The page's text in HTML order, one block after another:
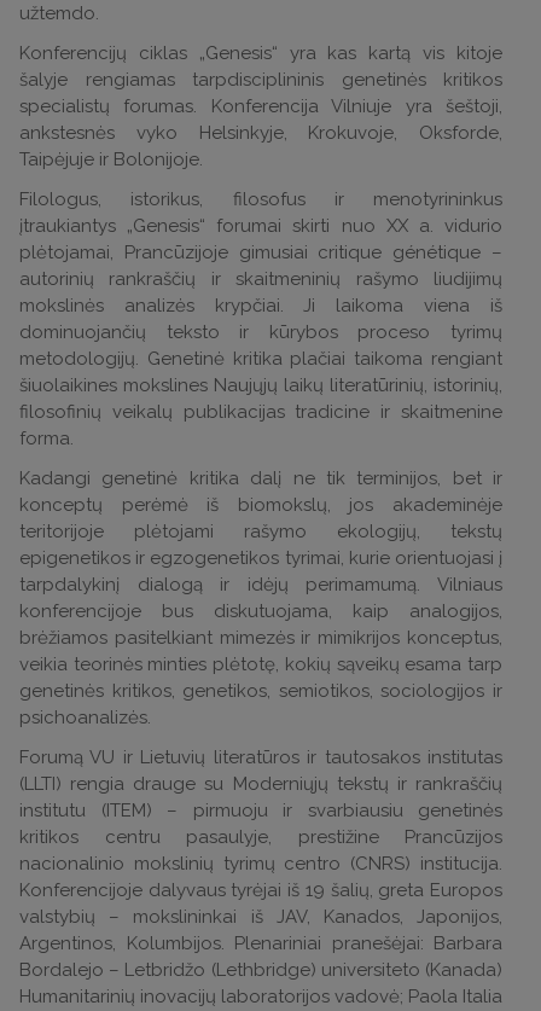
užtemdo.
Konferencijų ciklas „Genesis“ yra kas kartą vis kitoje
šalyje rengiamas tarpdisciplininis genetinės kritikos
specialistų forumas. Konferencija Vilniuje yra šeštoji,
ankstesnės vyko Helsinkyje, Krokuvoje, Oksforde,
Taipėjuje ir Bolonijoje.
Filologus, istorikus, filosofus ir menotyrininkus
įtraukiantys „Genesis“ forumai skirti nuo XX a. vidurio
plėtojamai, Prancūzijoje gimusiai critique génétique –
autorinių rankraščių ir skaitmeninių rašymo liudijimų
mokslinės analizės krypčiai. Ji laikoma viena iš
dominuojančių teksto ir kūrybos proceso tyrimų
metodologijų. Genetinė kritika plačiai taikoma rengiant
šiuolaikines mokslines Naujųjų laikų literatūrinių, istorinių,
filosofinių veikalų publikacijas tradicine ir skaitmenine
forma.
Kadangi genetinė kritika dalį ne tik terminijos, bet ir
konceptų perėmė iš biomokslų, jos akademinėje
teritorijoje plėtojami rašymo ekologijų, tekstų
epigenetikos ir egzogenetikos tyrimai, kurie orientuojasi į
tarpdalykinį dialogą ir idėjų perimamumą. Vilniaus
konferencijoje bus diskutuojama, kaip analogijos,
brėžiamos pasitelkiant mimezės ir mimikrijos konceptus,
veikia teorinės minties plėtotę, kokių sąveikų esama tarp
genetinės kritikos, genetikos, semiotikos, sociologijos ir
psichoanalizės.
Forumą VU ir Lietuvių literatūros ir tautosakos institutas
(LLTI) rengia drauge su Moderniųjų tekstų ir rankraščių
institutu (ITEM) – pirmuoju ir svarbiausiu genetinės
kritikos centru pasaulyje, prestižine Prancūzijos
nacionalinio mokslinių tyrimų centro (CNRS) institucija.
Konferencijoje dalyvaus tyrėjai iš 19 šalių, greta Europos
valstybių – mokslininkai iš JAV, Kanados, Japonijos,
Argentinos, Kolumbijos. Plenariniai pranešėjai: Barbara
Bordalejo – Letbridžo (Lethbridge) universiteto (Kanada)
Humanitarinių inovacijų laboratorijos vadovė; Paola Italia